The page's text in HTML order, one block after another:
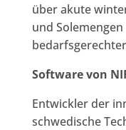
über akute
und
Software von
Entwickler der
schwedische